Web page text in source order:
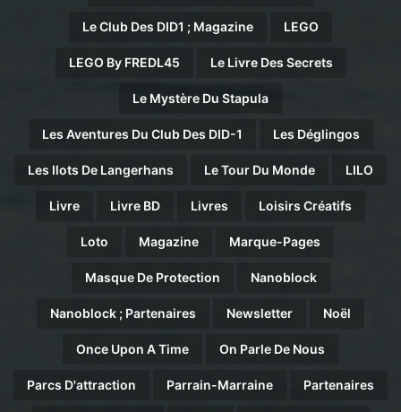
Le Club Des DID1 ; Magazine LEGO
LEGO By FREDL45 Le Livre Des Secrets
Le Mystère Du Stapula
Les Aventures Du Club Des DID-1 Les Déglingos
Les Ilots De Langerhans Le Tour Du Monde LILO
Livre Livre BD Livres Loisirs Créatifs
Loto Magazine Marque-Pages
Masque De Protection Nanoblock
Nanoblock ; Partenaires Newsletter Noël
Once Upon A Time On Parle De Nous
Parcs D'attraction Parrain-Marraine Partenaires